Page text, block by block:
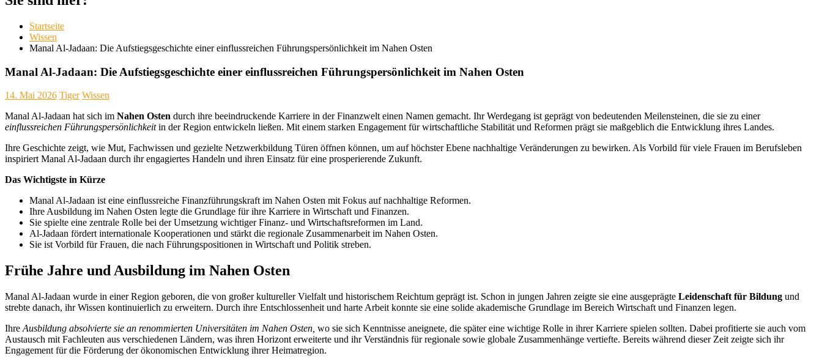
Startseite
Wissen
Manal Al-Jadaan: Die Aufstiegsgeschichte einer einflussreichen Führungspersönlichkeit im Nahen Osten
Manal Al-Jadaan: Die Aufstiegsgeschichte einer einflussreichen Führungspersönlichkeit im Nahen Osten
14. Mai 2026 Tiger Wissen
Manal Al-Jadaan hat sich im Nahen Osten durch ihre beeindruckende Karriere in der Finanzwelt einen Namen gemacht. Ihr Werdegang ist geprägt von bedeutenden Meilensteinen, die sie zu einer
einflussreichen Führungspersönlichkeitin der Region entwickeln ließen. Mit einem starken Engagement für wirtschaftliche Stabilität und Reformen prägt sie maßgeblich die Entwicklung ihres Landes.
Ihre Geschichte zeigt, wie Mut, Fachwissen und gezielte Netzwerkbildung Türen öffnen können, um auf höchster Ebene nachhaltige Veränderungen zu bewirken. Als Vorbild für viele Frauen im Berufsleben
inspiriert Manal Al-Jadaan durch ihr engagiertes Handeln und ihren Einsatz für eine prosperierende Zukunft.
Das Wichtigste in Kürze
Manal Al-Jadaan ist eine einflussreiche Finanzführungskraft im Nahen Osten mit Fokus auf nachhaltige Reformen.
Ihre Ausbildung im Nahen Osten legte die Grundlage für ihre Karriere in Wirtschaft und Finanzen.
Sie spielte eine zentrale Rolle bei der Umsetzung wichtiger Finanz- und Wirtschaftsreformen im Land.
Al-Jadaan fördert internationale Kooperationen und stärkt die regionale Zusammenarbeit im Nahen Osten.
Sie ist Vorbild für Frauen, die nach Führungspositionen in Wirtschaft und Politik streben.
Frühe Jahre und Ausbildung im Nahen Osten
Manal Al-Jadaan wurde in einer Region geboren, die von großer kultureller Vielfalt und historischem Reichtum geprägt ist. Schon in jungen Jahren zeigte sie eine ausgeprägte Leidenschaft für Bildung und
strebte danach, ihr Wissen kontinuierlich zu erweitern. Durch ihre Entschlossenheit und harte Arbeit konnte sie eine solide akademische Grundlage im Bereich Wirtschaft und Finanzen legen.
Ihre Ausbildung absolvierte sie an renommierten Universitäten im Nahen Osten, wo sie sich Kenntnisse aneignete, die später eine wichtige Rolle in ihrer Karriere spielen sollten. Dabei profitierte sie auch vom
Austausch mit Fachleuten aus verschiedenen Ländern, was ihren Horizont erweiterte und ihr Verständnis für regionale sowie globale Zusammenhänge vertiefte. Bereits während dieser Zeit zeigte sich ihr
Engagement für die Förderung der ökonomischen Entwicklung ihrer Heimatregion.